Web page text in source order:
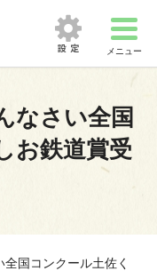
メニュー
なさい全国
お鉄道賞受
国コンクール土佐く